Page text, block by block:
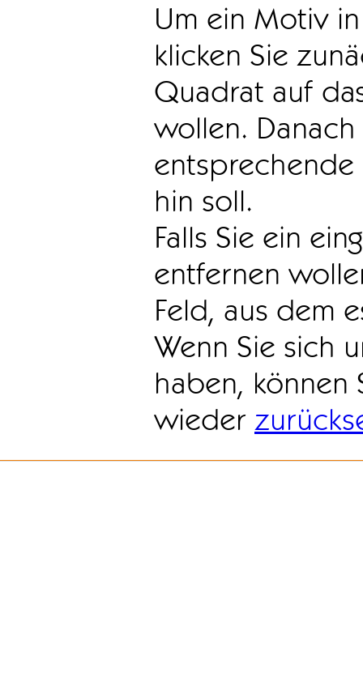
Um ein Motiv
klicken Sie
Quadrat auf
wollen.
hin soll.
Falls Sie ein
entfernen
Feld, aus dem
Wenn Sie sich
haben, können
wieder